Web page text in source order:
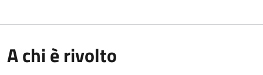
A chi è rivolto